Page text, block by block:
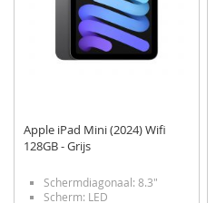
Apple iPad Mini (2024) Wifi
128GB - Grijs
Schermdiagonaal: 8.3"
Scherm: LED